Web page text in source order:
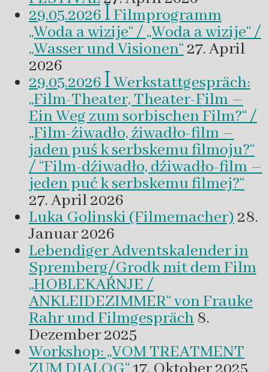
29.05.2026 ꟾ Filmprogramm
„Woda a wizije“ / „Woda a wizije“ /
„Wasser und Visionen“27. April
2026
29.05.2026 ꟾ Werkstattgespräch:
„Film-Theater, Theater-Film –
Ein Weg zum sorbischen Film?“ /
„Film-źiwadło, źiwadło-film –
jaden puś k serbskemu filmoju?“
/ “Film-dźiwadło, dźiwadło-film –
jeden puć k serbskemu filmej?“
27. April 2026
Luka Golinski (Filmemacher)28.
Januar 2026
Lebendiger Adventskalender in
Spremberg/Grodk mit dem Film
„HOBLEKAŔNJE /
ANKLEIDEZIMMER“ von Frauke
Rahr und Filmgespräch 8.
Dezember 2025
Workshop: „VOM TREATMENT